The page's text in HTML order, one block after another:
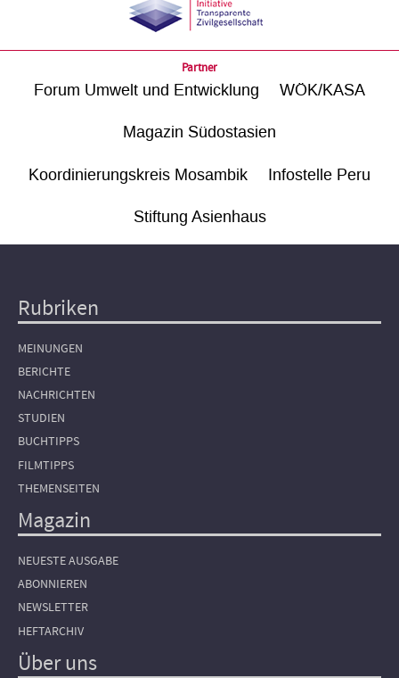
Partner
Forum Umwelt und Entwicklung WÖK/KASA
Magazin Südostasien
Koordinierungskreis Mosambik Infostelle Peru
Stiftung Asienhaus
Hauptnavigation
Rubriken
MEINUNGEN
BERICHTE
NACHRICHTEN
STUDIEN
BUCHTIPPS
FILMTIPPS
THEMENSEITEN
Magazin
NEUESTE AUSGABE
ABONNIEREN
NEWSLETTER
HEFTARCHIV
Über uns